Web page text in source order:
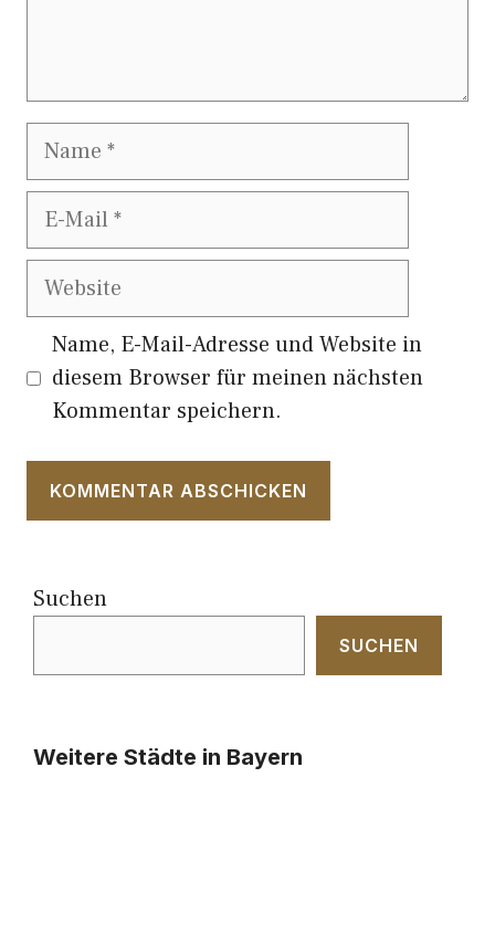
Name
E-
Website
Name, E-Mail-Adresse und Website in
diesem Browser für meinen nächsten
Kommentar speichern.
Suchen
SUCHEN
Weitere Städte in Bayern